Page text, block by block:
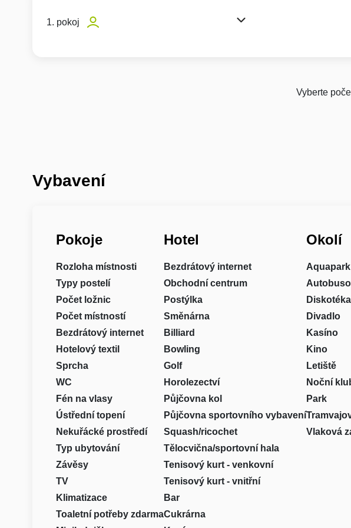
1. pokoj
Vyberte
Vybavení
Pokoje
Rozloha místnosti
Typy postelí
Počet ložnic
Počet místností
Bezdrátový internet
Hotelový textil
Sprcha
WC
Fén na vlasy
Ústřední topení
Nekuřácké prostředí
Typ ubytování
Závěsy
TV
Klimatizace
Toaletní potřeby zdarma
Hotel
Bezdrátový internet
Obchodní centrum
Postýlka
Směnárna
Billiard
Bowling
Golf
Horolezectví
Půjčovna kol
Půjčovna sportovního vybavení
Squash/ricochet
Tělocvična/sportovní hala
Tenisový kurt - venkovní
Tenisový kurt - vnitřní
Bar
Cukrárna
Okolí
Aquapark
Diskotéka
Divadlo
Kasíno
Kino
Letiště
Noční
Park
Vlaková